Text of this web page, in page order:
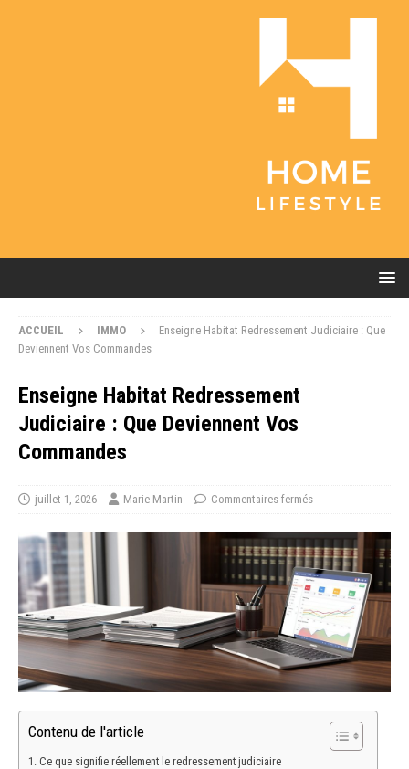
ACCUEIL IMMO
Enseigne Habitat Redressement Judiciaire : Que
Deviennent Vos Commandes
Enseigne Habitat Redressement
Judiciaire : Que Deviennent Vos
Commandes
juillet 1, 2026 Marie Martin Commentaires fermés
Contenu de l'article
Ce que signifie réellement le redressement judiciaire